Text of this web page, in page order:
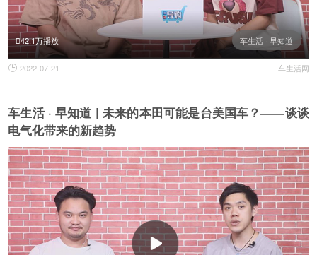
车生活 · 早知道
42.1万播放
 2022-07-21 车生活网
车生活 · 早知道 | 未来的本田可能是台美国车？——谈谈
电气化带来的新趋势